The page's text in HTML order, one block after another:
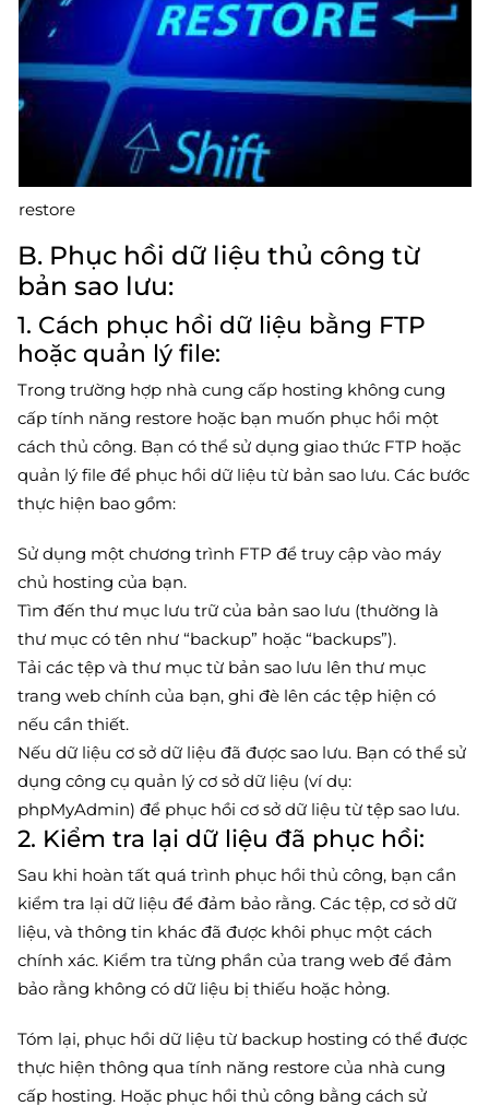
restore
B. Phục hồi dữ liệu thủ công từ
bản sao lưu:
1. Cách phục hồi dữ liệu bằng FTP
hoặc quản lý file:
Trong trường hợp nhà cung cấp hosting không cung
cấp tính năng restore hoặc bạn muốn phục hồi một
cách thủ công. Bạn có thể sử dụng giao thức FTP hoặc
quản lý file để phục hồi dữ liệu từ bản sao lưu. Các bước
thực hiện bao gồm:
Sử dụng một chương trình FTP để truy cập vào máy
chủ hosting của bạn.
Tìm đến thư mục lưu trữ của bản sao lưu (thường là
thư mục có tên như “backup” hoặc “backups”).
Tải các tệp và thư mục từ bản sao lưu lên thư mục
trang web chính của bạn, ghi đè lên các tệp hiện có
nếu cần thiết.
Nếu dữ liệu cơ sở dữ liệu đã được sao lưu. Bạn có thể sử
dụng công cụ quản lý cơ sở dữ liệu (ví dụ:
phpMyAdmin) để phục hồi cơ sở dữ liệu từ tệp sao lưu.
2. Kiểm tra lại dữ liệu đã phục hồi:
Sau khi hoàn tất quá trình phục hồi thủ công, bạn cần
kiểm tra lại dữ liệu để đảm bảo rằng. Các tệp, cơ sở dữ
liệu, và thông tin khác đã được khôi phục một cách
chính xác. Kiểm tra từng phần của trang web để đảm
bảo rằng không có dữ liệu bị thiếu hoặc hỏng.
Tóm lại, phục hồi dữ liệu từ backup hosting có thể được
thực hiện thông qua tính năng restore của nhà cung
cấp hosting. Hoặc phục hồi thủ công bằng cách sử